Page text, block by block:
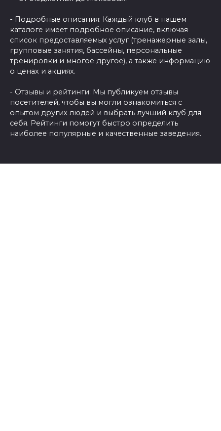
- Подробные описания: Каждый клуб в нашем
каталоге имеет подробное описание, включая
список предоставляемых услуг (тренажерные залы,
групповые занятия, бассейны, персональные
тренировки и многое другое), а также информацию
о ценах и акциях.
- Отзывы и рейтинги: Мы публикуем отзывы
посетителей, чтобы вы могли ознакомиться с
опытом других людей и выбрать лучший клуб для
себя. Рейтинги помогут быстро определить
наиболее популярные и качественные заведения.